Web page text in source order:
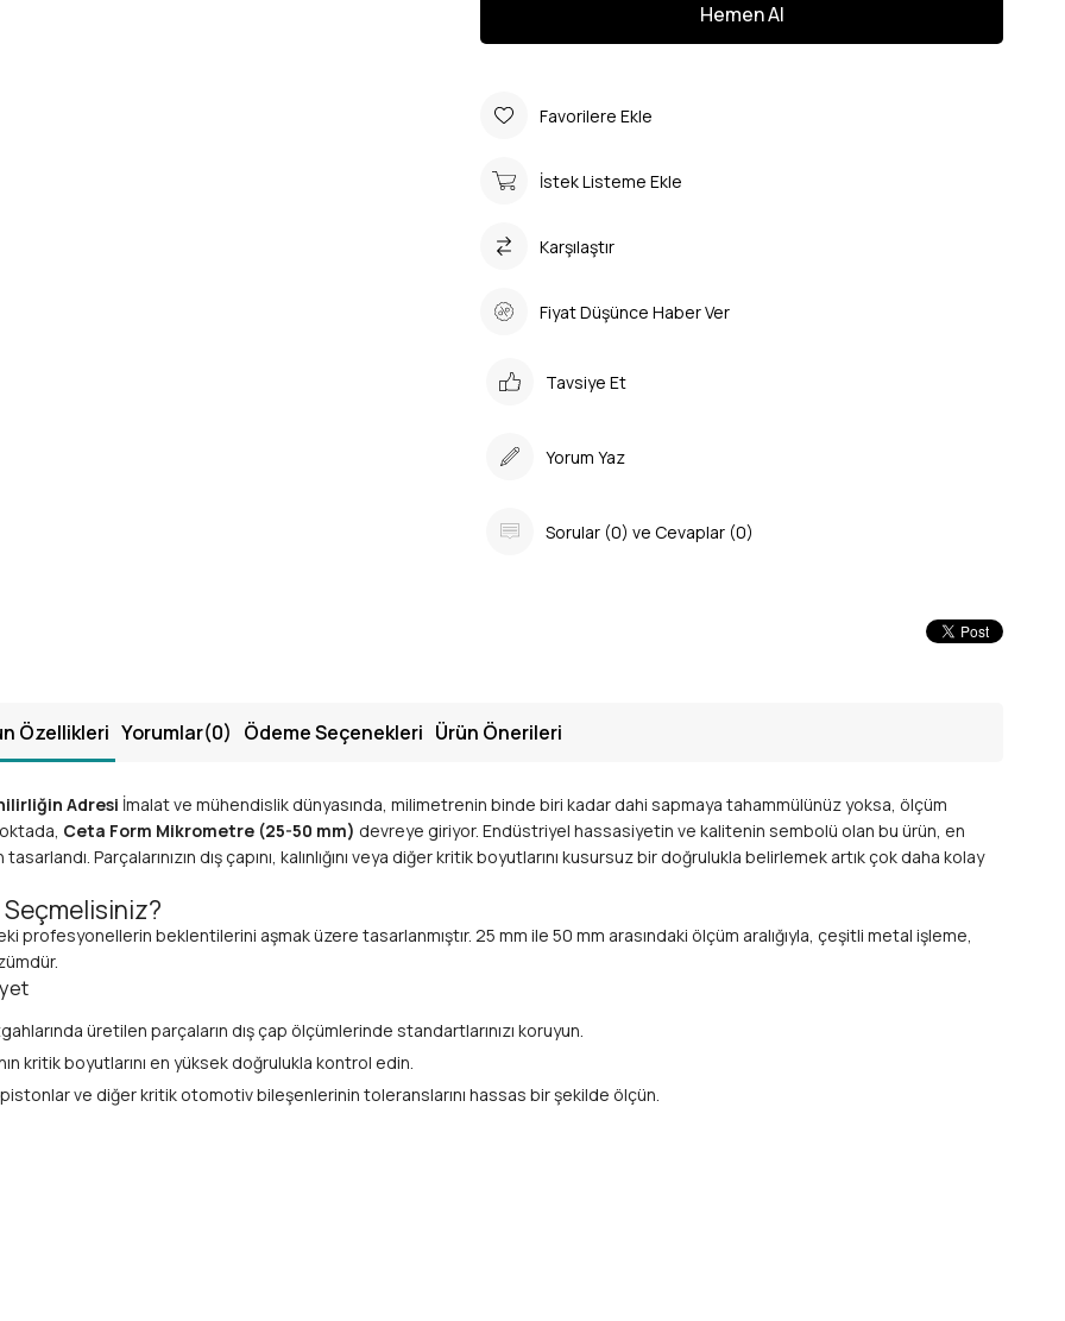
Favorilere Ekle
İstek Listeme Ekle
Karşılaştır
Fiyat Düşünce Haber Ver
Tavsiye Et
Yorum Yaz
Sorular (0) ve Cevaplar (0)
Özellikleri Yorumlar(0) Ödeme Seçenekleri Ürün Önerileri
Adresi İmalat ve mühendislik dünyasında, milimetrenin binde biri kadar dahi sapmaya tahammülünüz yoksa, ölçüm
Ceta Form Mikrometre (25-50 mm) devreye giriyor. Endüstriyel hassasiyetin ve kalitenin sembolü olan bu ürün, en
Parçalarınızın dış çapını, kalınlığını veya diğer kritik boyutlarını kusursuz bir doğrulukla belirlemek artık çok daha kolay
profesyonellerin beklentilerini aşmak üzere tasarlanmıştır. 25 mm ile 50 mm arasındaki ölçüm aralığıyla, çeşitli metal işleme,
üretilen parçaların dış çap ölçümlerinde standartlarınızı koruyun.
kritik boyutlarını en yüksek doğrulukla kontrol edin.
ve diğer kritik otomotiv bileşenlerinin toleranslarını hassas bir şekilde ölçün.